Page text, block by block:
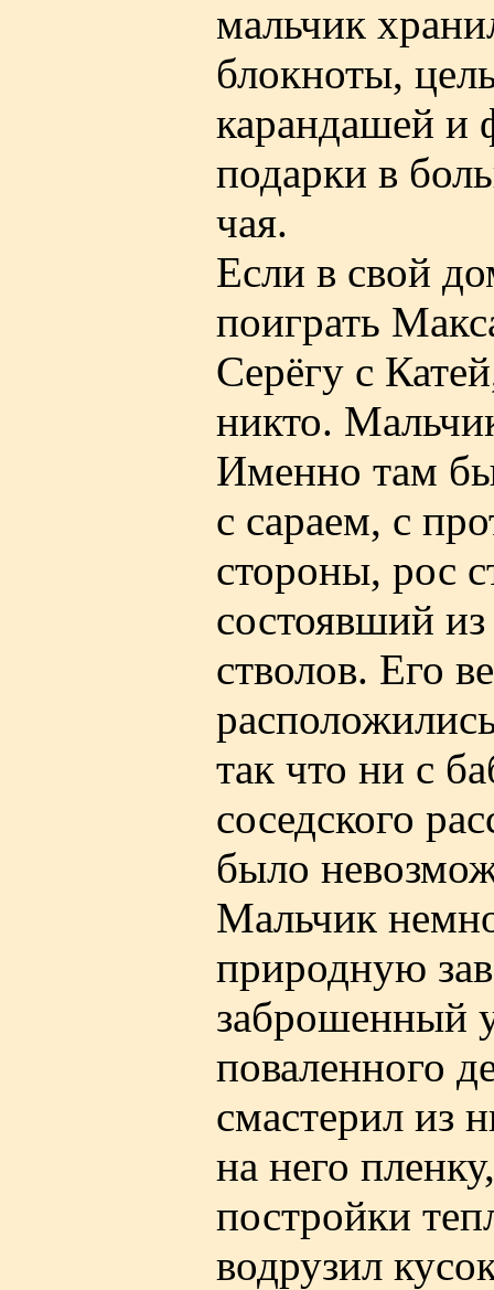
мальчик
блокноты,
карандашей и
подарки в
чая.
Если в свой
поиграть
Серёгу с
никто.
Именно там
с сараем, с
стороны, рос
состоявший
стволов. Его
так что ни с
соседского
было
Мальчик
природную
заброшенный
поваленного
смастерил из
на него
постройки
водрузил